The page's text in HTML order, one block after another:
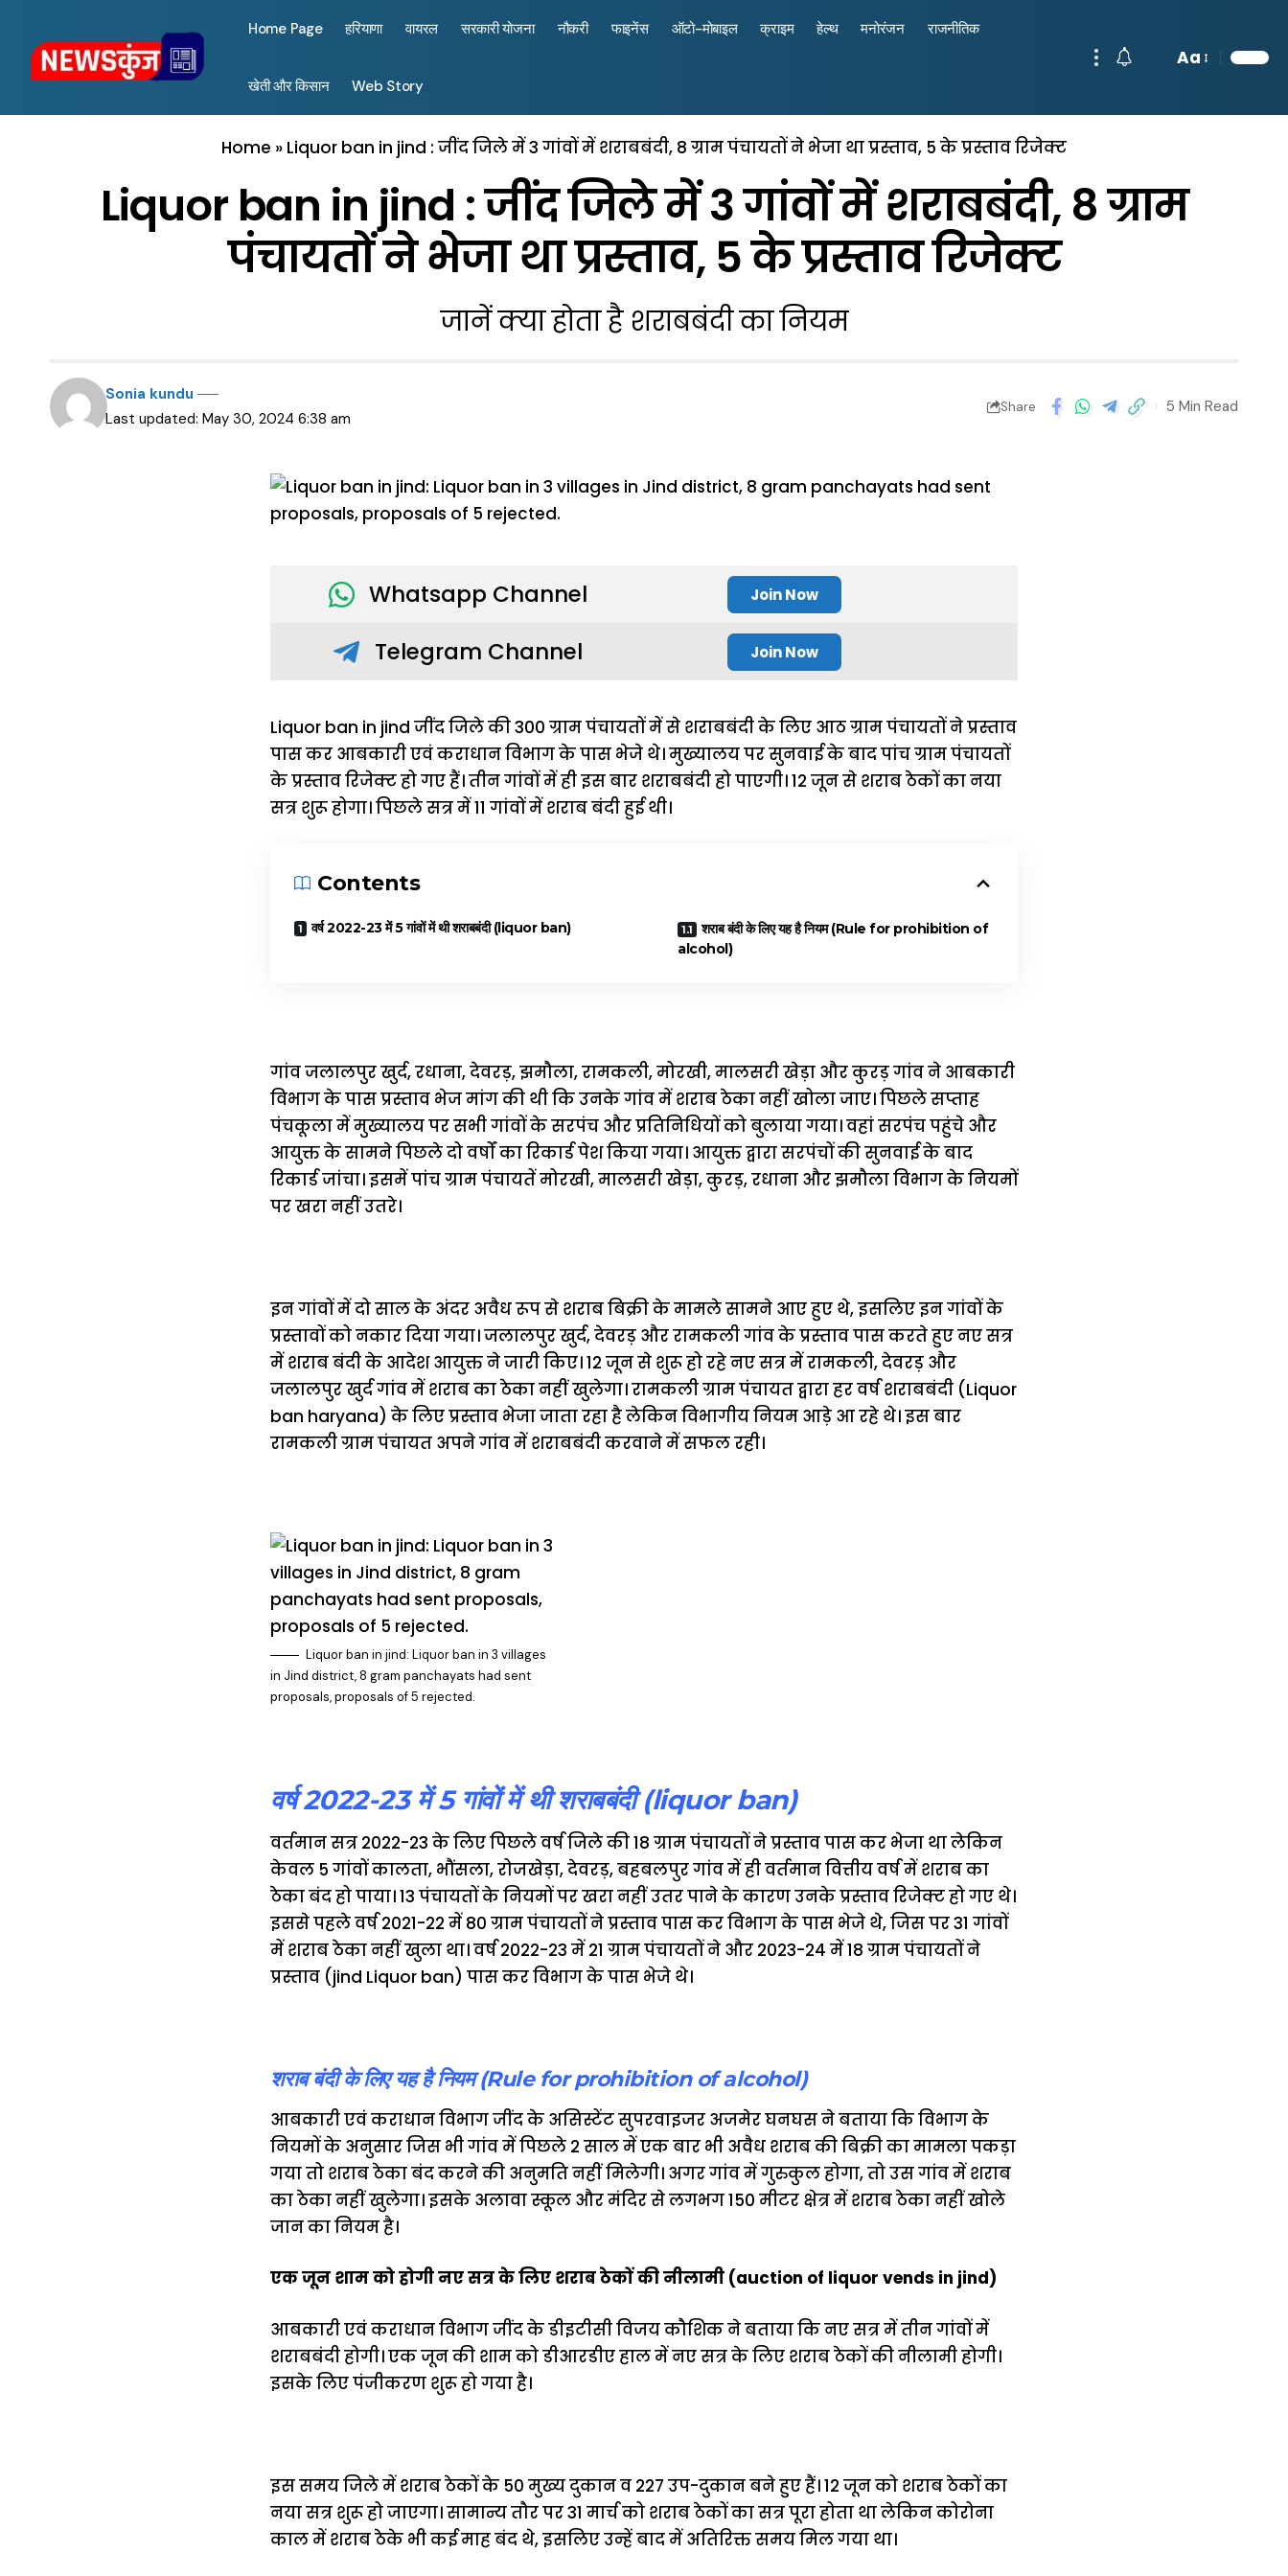
Home Page हरियाणा वायरल सरकारी योजना नौकरी फाइनेंस ऑटो-मोबाइल क्राइम हेल्थ मनोरंजन राजनीतिक
खेती और किसान Web Story
Aa
Home » Liquor ban in jind : जींद जिले में 3 गांवों में शराबबंदी, 8 ग्राम पंचायतों ने भेजा था प्रस्ताव, 5 के प्रस्ताव रिजेक्ट
Liquor ban in jind : जींद जिले में 3 गांवों में शराबबंदी, 8 ग्राम
पंचायतों ने भेजा था प्रस्ताव, 5 के प्रस्ताव रिजेक्ट
जानें क्या होता है शराबबंदी का नियम
Last updated: May 30, 2024 6:38 am
Sonia kundu
Share 5 Min Read
Whatsapp Channel Join Now
Telegram Channel Join Now
Liquor ban in jind जींद जिले की 300 ग्राम पंचायतों में से शराबबंदी के लिए आठ ग्राम पंचायतों ने प्रस्ताव
पास कर आबकारी एवं कराधान विभाग के पास भेजे थे। मुख्यालय पर सुनवाई के बाद पांच ग्राम पंचायतों
के प्रस्ताव रिजेक्ट हो गए हैं। तीन गांवों में ही इस बार शराबबंदी हो पाएगी। 12 जून से शराब ठेकों का नया
सत्र शुरू होगा। पिछले सत्र में 11 गांवों में शराब बंदी हुई थी।
Contents
वर्ष 2022-23 में 5 गांवों में थी शराबबंदी (liquor ban)
शराब बंदी के लिए यह है नियम (Rule for prohibition of
alcohol)
गांव जलालपुर खुर्द, रधाना, देवरड़, झमौला, रामकली, मोरखी, मालसरी खेड़ा और कुरड़ गांव ने आबकारी
विभाग के पास प्रस्ताव भेज मांग की थी कि उनके गांव में शराब ठेका नहीं खोला जाए। पिछले सप्ताह
पंचकूला में मुख्यालय पर सभी गांवों के सरपंच और प्रतिनिधियों को बुलाया गया। वहां सरपंच पहुंचे और
आयुक्त के सामने पिछले दो वर्षों का रिकार्ड पेश किया गया। आयुक्त द्वारा सरपंचों की सुनवाई के बाद
रिकार्ड जांचा। इसमें पांच ग्राम पंचायतें मोरखी, मालसरी खेड़ा, कुरड़, रधाना और झमौला विभाग के नियमों
पर खरा नहीं उतरे।
इन गांवों में दो साल के अंदर अवैध रूप से शराब बिक्री के मामले सामने आए हुए थे, इसलिए इन गांवों के
प्रस्तावों को नकार दिया गया। जलालपुर खुर्द, देवरड़ और रामकली गांव के प्रस्ताव पास करते हुए नए सत्र
में शराब बंदी के आदेश आयुक्त ने जारी किए। 12 जून से शुरू हो रहे नए सत्र में रामकली, देवरड़ और
जलालपुर खुर्द गांव में शराब का ठेका नहीं खुलेगा। रामकली ग्राम पंचायत द्वारा हर वर्ष शराबबंदी (Liquor
ban haryana) के लिए प्रस्ताव भेजा जाता रहा है लेकिन विभागीय नियम आड़े आ रहे थे। इस बार
रामकली ग्राम पंचायत अपने गांव में शराबबंदी करवाने में सफल रही।
Liquor ban in jind: Liquor ban in 3 villages
in Jind district, 8 gram panchayats had sent
proposals, proposals of 5 rejected.
वर्ष 2022-23 में 5 गांवों में थी शराबबंदी (liquor ban)
वर्तमान सत्र 2022-23 के लिए पिछले वर्ष जिले की 18 ग्राम पंचायतों ने प्रस्ताव पास कर भेजा था लेकिन
केवल 5 गांवों कालता, भौंसला, रोजखेड़ा, देवरड़, बहबलपुर गांव में ही वर्तमान वित्तीय वर्ष में शराब का
ठेका बंद हो पाया। 13 पंचायतों के नियमों पर खरा नहीं उतर पाने के कारण उनके प्रस्ताव रिजेक्ट हो गए थे।
इससे पहले वर्ष 2021-22 में 80 ग्राम पंचायतों ने प्रस्ताव पास कर विभाग के पास भेजे थे, जिस पर 31 गांवों
में शराब ठेका नहीं खुला था। वर्ष 2022-23 में 21 ग्राम पंचायतों ने और 2023-24 में 18 ग्राम पंचायतों ने
प्रस्ताव (jind Liquor ban) पास कर विभाग के पास भेजे थे।
शराब बंदी के लिए यह है नियम (Rule for prohibition of alcohol)
आबकारी एवं कराधान विभाग जींद के असिस्टेंट सुपरवाइजर अजमेर घनघस ने बताया कि विभाग के
नियमों के अनुसार जिस भी गांव में पिछले 2 साल में एक बार भी अवैध शराब की बिक्री का मामला पकड़ा
गया तो शराब ठेका बंद करने की अनुमति नहीं मिलेगी। अगर गांव में गुरुकुल होगा, तो उस गांव में शराब
का ठेका नहीं खुलेगा। इसके अलावा स्कूल और मंदिर से लगभग 150 मीटर क्षेत्र में शराब ठेका नहीं खोले
जान का नियम है।
एक जून शाम को होगी नए सत्र के लिए शराब ठेकों की नीलामी (auction of liquor vends in jind)
आबकारी एवं कराधान विभाग जींद के डीइटीसी विजय कौशिक ने बताया कि नए सत्र में तीन गांवों में
शराबबंदी होगी। एक जून की शाम को डीआरडीए हाल में नए सत्र के लिए शराब ठेकों की नीलामी होगी।
इसके लिए पंजीकरण शुरू हो गया है।
इस समय जिले में शराब ठेकों के 50 मुख्य दुकान व 227 उप-दुकान बने हुए हैं। 12 जून को शराब ठेकों का
नया सत्र शुरू हो जाएगा। सामान्य तौर पर 31 मार्च को शराब ठेकों का सत्र पूरा होता था लेकिन कोरोना
काल में शराब ठेके भी कई माह बंद थे, इसलिए उन्हें बाद में अतिरिक्त समय मिल गया था।